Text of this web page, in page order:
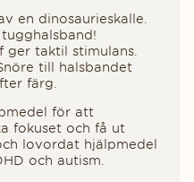
en dinosaurieskalle.
ger taktil stimulans.
till halsbandet
färg.
för att
fokuset och få ut
lovordat hjälpmedel
och autism.